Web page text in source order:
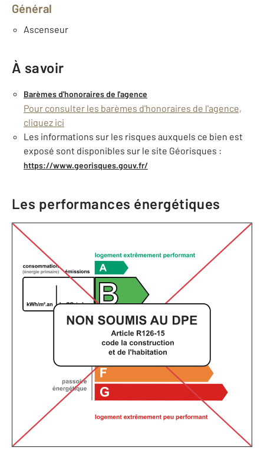
Général
Ascenseur
À savoir
Barèmes d'honoraires de l'agence
Pour consulter les barèmes d'honoraires de l'agence,
cliquez ici
Les informations sur les risques auxquels ce bien est
exposé sont disponibles sur le site Géorisques :
https://www.georisques.gouv.fr/
Les performances énergétiques